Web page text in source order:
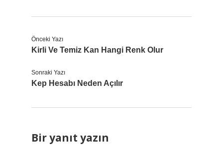
Önceki Yazı
Kirli Ve Temiz Kan Hangi Renk Olur
Sonraki Yazı
Kep Hesabı Neden Açılır
Bir yanıt yazın